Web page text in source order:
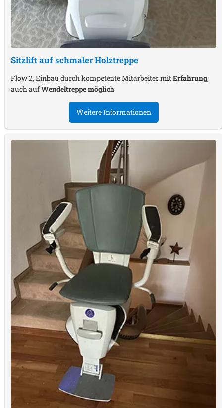
Sitzlift auf schmaler Holztreppe
Flow 2, Einbau durch kompetente Mitarbeiter mitErfahrung,
auch aufWendeltreppe möglich
Weitere Informationen